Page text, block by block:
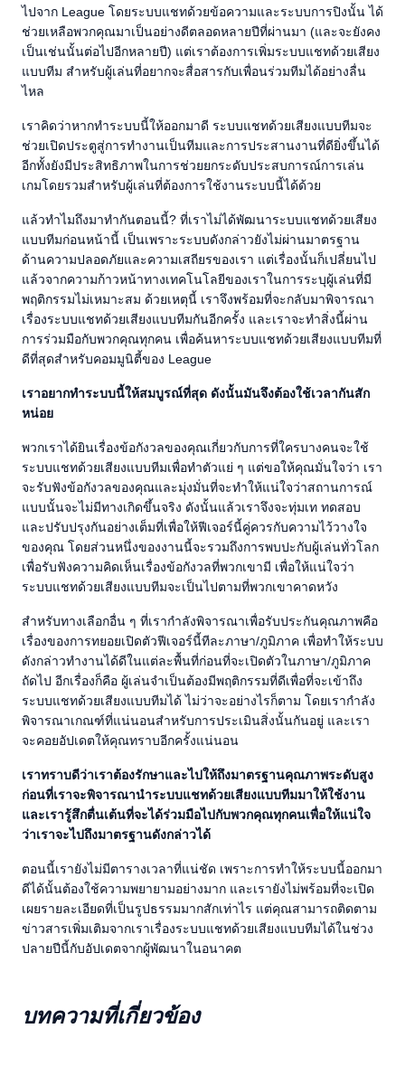
ไปจาก League โดยระบบแชทด้วยข้อความและระบบการปิงนั้น ได้
ช่วยเหลือพวกคุณมาเป็นอย่างดีตลอดหลายปีที่ผ่านมา (และจะยังคง
เป็นเช่นนั้นต่อไปอีกหลายปี) แต่เราต้องการเพิ่มระบบแชทด้วยเสียง
แบบทีม สำหรับผู้เล่นที่อยากจะสื่อสารกับเพื่อนร่วมทีมได้อย่างลื่น
ไหล
เราคิดว่าหากทำระบบนี้ให้ออกมาดี ระบบแชทด้วยเสียงแบบทีมจะ
ช่วยเปิดประตูสู่การทำงานเป็นทีมและการประสานงานที่ดียิ่งขึ้นได้
อีกทั้งยังมีประสิทธิภาพในการช่วยยกระดับประสบการณ์การเล่น
เกมโดยรวมสำหรับผู้เล่นที่ต้องการใช้งานระบบนี้ได้ด้วย
แล้วทำไมถึงมาทำกันตอนนี้? ที่เราไม่ได้พัฒนาระบบแชทด้วยเสียง
แบบทีมก่อนหน้านี้ เป็นเพราะระบบดังกล่าวยังไม่ผ่านมาตรฐาน
ด้านความปลอดภัยและความเสถียรของเรา แต่เรื่องนั้นก็เปลี่ยนไป
แล้วจากความก้าวหน้าทางเทคโนโลยีของเราในการระบุผู้เล่นที่มี
พฤติกรรมไม่เหมาะสม ด้วยเหตุนี้ เราจึงพร้อมที่จะกลับมาพิจารณา
เรื่องระบบแชทด้วยเสียงแบบทีมกันอีกครั้ง และเราจะทำสิ่งนี้ผ่าน
การร่วมมือกับพวกคุณทุกคน เพื่อค้นหาระบบแชทด้วยเสียงแบบทีมที่
ดีที่สุดสำหรับคอมมูนิตี้ของ League
เราอยากทำระบบนี้ให้สมบูรณ์ที่สุด ดังนั้นมันจึงต้องใช้เวลากันสัก
หน่อย
พวกเราได้ยินเรื่องข้อกังวลของคุณเกี่ยวกับการที่ใครบางคนจะใช้
ระบบแชทด้วยเสียงแบบทีมเพื่อทำตัวแย่ ๆ แต่ขอให้คุณมั่นใจว่า เรา
จะรับฟังข้อกังวลของคุณและมุ่งมั่นที่จะทำให้แน่ใจว่าสถานการณ์
แบบนั้นจะไม่มีทางเกิดขึ้นจริง ดังนั้นแล้วเราจึงจะทุ่มเท ทดสอบ
และปรับปรุงกันอย่างเต็มที่เพื่อให้ฟีเจอร์นี้คู่ควรกับความไว้วางใจ
ของคุณ โดยส่วนหนึ่งของงานนี้จะรวมถึงการพบปะกับผู้เล่นทั่วโลก
เพื่อรับฟังความคิดเห็นเรื่องข้อกังวลที่พวกเขามี เพื่อให้แน่ใจว่า
ระบบแชทด้วยเสียงแบบทีมจะเป็นไปตามที่พวกเขาคาดหวัง
สำหรับทางเลือกอื่น ๆ ที่เรากำลังพิจารณาเพื่อรับประกันคุณภาพคือ
เรื่องของการทยอยเปิดตัวฟีเจอร์นี้ทีละภาษา/ภูมิภาค เพื่อทำให้ระบบ
ดังกล่าวทำงานได้ดีในแต่ละพื้นที่ก่อนที่จะเปิดตัวในภาษา/ภูมิภาค
ถัดไป อีกเรื่องก็คือ ผู้เล่นจำเป็นต้องมีพฤติกรรมที่ดีเพื่อที่จะเข้าถึง
ระบบแชทด้วยเสียงแบบทีมได้ ไม่ว่าจะอย่างไรก็ตาม โดยเรากำลัง
พิจารณาเกณฑ์ที่แน่นอนสำหรับการประเมินสิ่งนั้นกันอยู่ และเรา
จะคอยอัปเดตให้คุณทราบอีกครั้งแน่นอน
เราทราบดีว่าเราต้องรักษาและไปให้ถึงมาตรฐานคุณภาพระดับสูง
ก่อนที่เราจะพิจารณานำระบบแชทด้วยเสียงแบบทีมมาให้ใช้งาน
และเรารู้สึกตื่นเต้นที่จะได้ร่วมมือไปกับพวกคุณทุกคนเพื่อให้แน่ใจ
ว่าเราจะไปถึงมาตรฐานดังกล่าวได้
ตอนนี้เรายังไม่มีตารางเวลาที่แน่ชัด เพราะการทำให้ระบบนี้ออกมา
ดีได้นั้นต้องใช้ความพยายามอย่างมาก และเรายังไม่พร้อมที่จะเปิด
เผยรายละเอียดที่เป็นรูปธรรมมากสักเท่าไร แต่คุณสามารถติดตาม
ข่าวสารเพิ่มเติมจากเราเรื่องระบบแชทด้วยเสียงแบบทีมได้ในช่วง
ปลายปีนี้กับอัปเดตจากผู้พัฒนาในอนาคต
บทความที่เกี่ยวข้อง